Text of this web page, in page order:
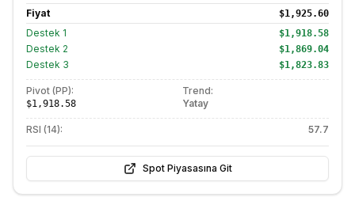
Fiyat $1,925.60
Destek 1 $1,918.58
Destek 2 $1,869.04
Destek 3 $1,823.83
Pivot (PP):
$1,918.58
Trend:
Yatay
RSI (14): 57.7
Spot Piyasasına Git